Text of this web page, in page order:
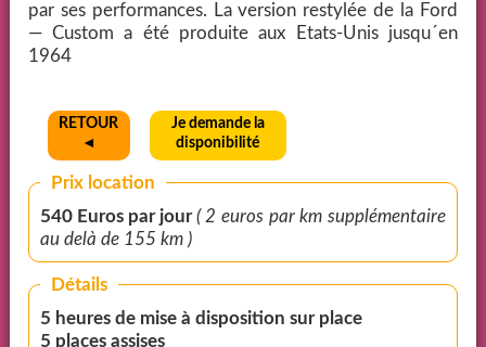
par ses performances. La version restylée de la Ford
— Custom a été produite aux Etats-Unis jusqu´en
1964
RETOUR
◄
Je demande la
disponibilité
Prix location
540 Euros par jour( 2 euros par km supplémentaire
au delà de 155 km )
Détails
5 heures de mise à disposition sur place
5 places assises